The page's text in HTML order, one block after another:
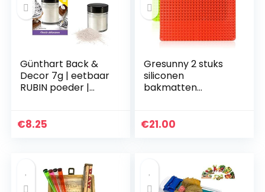
Günthart Back &
Decor 7g | eetbaar
RUBIN poeder |
glitter
€8.25
Gresunny 2 stuks
siliconen
bakmatten
herbruikbare
€21.00